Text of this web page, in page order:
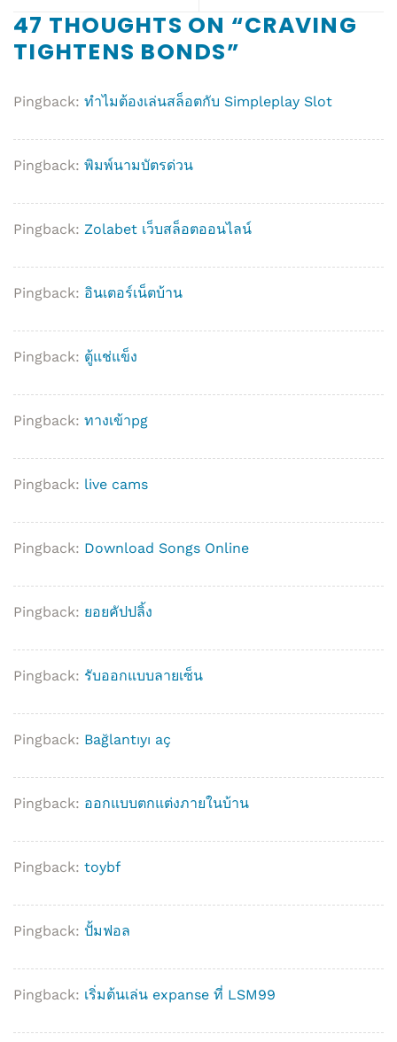
47 THOUGHTS ON “CRAVING
TIGHTENS BONDS”
Pingback: ทำไมต้องเล่นสล็อตกับ Simpleplay Slot
Pingback: พิมพ์นามบัตรด่วน
Pingback: Zolabet เว็บสล็อตออนไลน์
Pingback: อินเตอร์เน็ตบ้าน
Pingback: ตู้แช่แข็ง
Pingback: ทางเข้าpg
Pingback: live cams
Pingback: Download Songs Online
Pingback: ยอยคัปปลิ้ง
Pingback: รับออกแบบลายเซ็น
Pingback: Bağlantıyı aç
Pingback: ออกแบบตกแต่งภายในบ้าน
Pingback: toybf
Pingback: ปั้มฟอล
Pingback: เริ่มต้นเล่น expanse ที่ LSM99